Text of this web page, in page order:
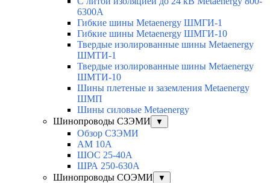
6300A
Гибкие шины Metaenergy ШМГИ-1
Гибкие шины Metaenergy ШМГИ-10
Твердые изолированные шины Metaenergy
ШМТИ-1
Твердые изолированные шины Metaenergy
ШМТИ-10
Шины плетеные и заземления Metaenergy
ШМП
Шины силовые Metaenergy
Шинопроводы СЗЭМИ
▼
Обзор СЗЭМИ
АМ 10А
ШОС 25-40А
ШРА 250-630А
Шинопроводы СОЭМИ
▼